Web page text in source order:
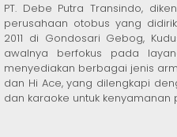
PT. Debe Putra Transindo,
perusahaan otobus yang
2011 di Gondosari Gebog,
awalnya berfokus pada
menyediakan berbagai jenis
dan Hi Ace, yang dilengkapi
dan karaoke untuk kenyamanan